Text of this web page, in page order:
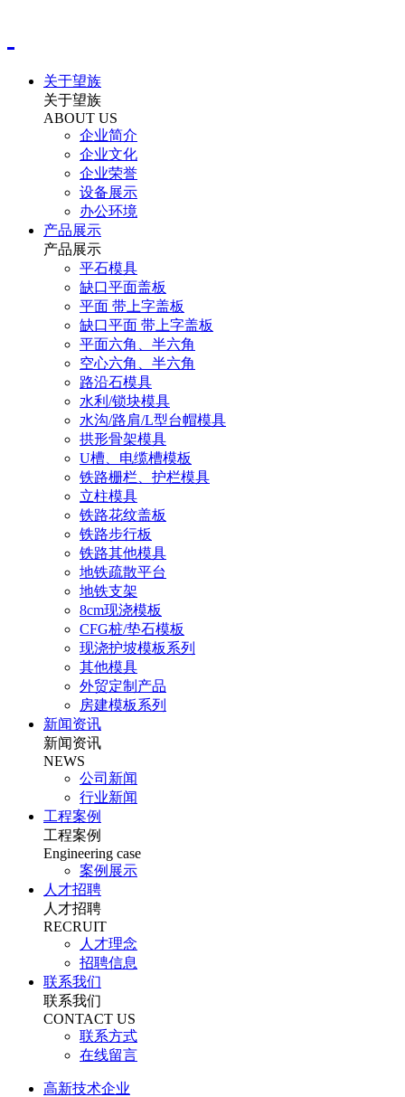
关于望族
关于望族
ABOUT US
企业简介
企业文化
企业荣誉
设备展示
办公环境
产品展示
产品展示
平石模具
缺口平面盖板
平面 带上字盖板
缺口平面 带上字盖板
平面六角、半六角
空心六角、半六角
路沿石模具
水利/锁块模具
水沟/路肩/L型台帽模具
拱形骨架模具
U槽、电缆槽模板
铁路栅栏、护栏模具
立柱模具
铁路花纹盖板
铁路步行板
铁路其他模具
地铁疏散平台
地铁支架
8cm现浇模板
CFG桩/垫石模板
现浇护坡模板系列
其他模具
外贸定制产品
房建模板系列
新闻资讯
新闻资讯
NEWS
公司新闻
行业新闻
工程案例
工程案例
Engineering case
案例展示
人才招聘
人才招聘
RECRUIT
人才理念
招聘信息
联系我们
联系我们
CONTACT US
联系方式
在线留言
高新技术企业